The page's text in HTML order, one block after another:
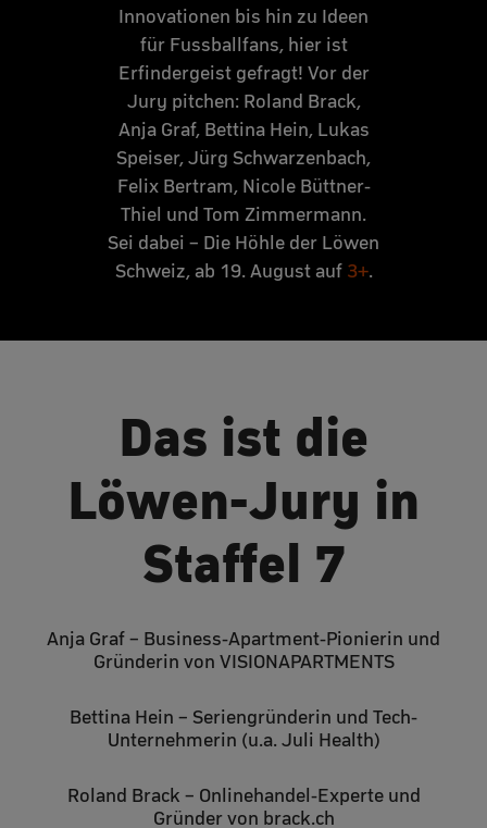
Innovationen bis hin zu Ideen
für Fussballfans, hier ist
Erfindergeist gefragt! Vor der
Jury pitchen: Roland Brack,
Anja Graf, Bettina Hein, Lukas
Speiser, Jürg Schwarzenbach,
Felix Bertram, Nicole Büttner-
Thiel und Tom Zimmermann.
Sei dabei – Die Höhle der Löwen
Schweiz, ab 19. August auf 3+.
Das ist die
Löwen-Jury in
Staffel 7
Anja Graf – Business-Apartment-Pionierin und
Gründerin von VISIONAPARTMENTS
Bettina Hein – Seriengründerin und Tech-
Unternehmerin (u.a. Juli Health)
Roland Brack – Onlinehandel-Experte und
Gründer von brack.ch